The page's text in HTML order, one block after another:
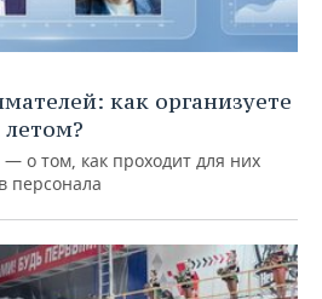
как организуете
о том, как проходит для них
персонала